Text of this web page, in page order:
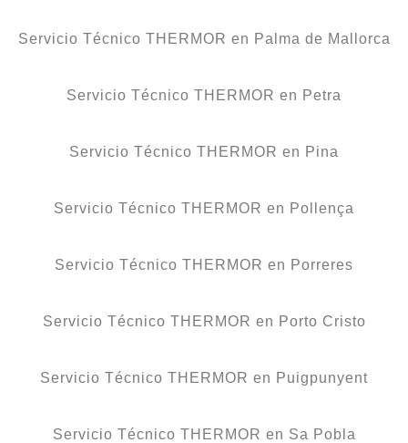
Servicio Técnico THERMOR en Palma de Mallorca
Servicio Técnico THERMOR en Petra
Servicio Técnico THERMOR en Pina
Servicio Técnico THERMOR en Pollença
Servicio Técnico THERMOR en Porreres
Servicio Técnico THERMOR en Porto Cristo
Servicio Técnico THERMOR en Puigpunyent
Servicio Técnico THERMOR en Sa Pobla